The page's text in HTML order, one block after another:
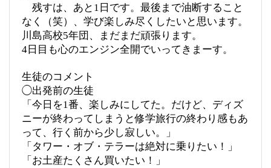
残すは、あと1日です。最後まで油断すること
なく（笑）、 学び楽しみ尽くしたいと思います。
川島高校5年団、まだまだ頑張ります。
4日目も心のエンジン全開でいってきまーす。
生徒のコメント
◯出発前の生徒
「今日を1番、楽しみにしてた。だけど、ディズ
ニーが終わってしまうと修学旅行の終わり感もあ
って、行く前から少し寂しい。」
「タワー・オブ・テラーは絶対に乗りたい！」
「お土産たくさん買いたい！」